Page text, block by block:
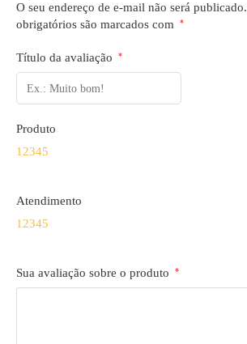
O seu endereço de e-mail não será publicado.
obrigatórios são marcados com
*
Título da avaliação *
Produto
12345
Atendimento
12345
Sua avaliação sobre o produto *